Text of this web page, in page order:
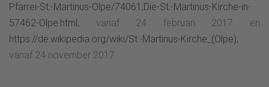
Pfarrei-St.-Martinus-Olpe/74061,Die-St.-Martinus-Kirche-in-
57462-Olpe.html, vanaf 24 februari 2017 en
https://de.wikipedia.org/wiki/St.-Martinus-Kirche_(Olpe),
vanaf 24 november 2017.